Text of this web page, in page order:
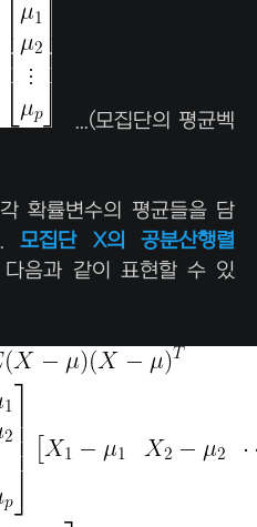
...(모집단의 평균벡
확률변수의 평균들을 담
.모집단 X의 공분산행렬
음과 같이 표현할 수 있